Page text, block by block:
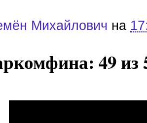
Михайлович на
49 из